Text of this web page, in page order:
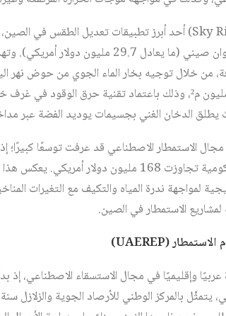
ميزانية قدرت بنحو 19 مليون يوان صيني (ما
من خلال توجيه بخار الماء الجوي من حوض نهر
الدخان الغني بجسيمات يوديد الفضة عبر
، مدعومة بميزانية حكومية تجاوزت 168
لمواجهة ندرة المياه والتكيف مع التغيرات
لمشاريع الاستمطار في الصين.
UAEREP
)
وإقليميًا في مجال الاستسقاء الاصطناعي، إذ
بالمركز الوطني للأرصاد الجوية والزلازل سنة 2007‏